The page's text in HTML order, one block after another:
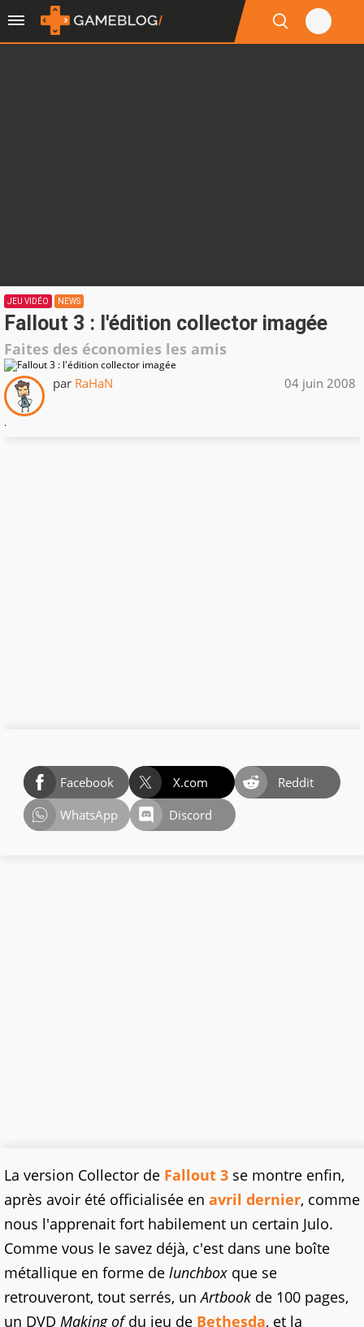
JEU VIDÉO NEWS
Fallout 3 : l'édition collector imagée
Faites des économies les amis
par RaHaN 04 juin 2008
.
Facebook X.com
Reddit
WhatsApp
Discord
La version Collector de Fallout 3 se montre enfin,
après avoir été officialisée en avril dernier, comme
nous l'apprenait fort habilement un certain Julo.
Comme vous le savez déjà, c'est dans une boîte
métallique en forme de lunchbox que se
retrouveront, tout serrés, unArtbook de 100 pages,
un DVD Making ofdu jeu de Bethesda, et la